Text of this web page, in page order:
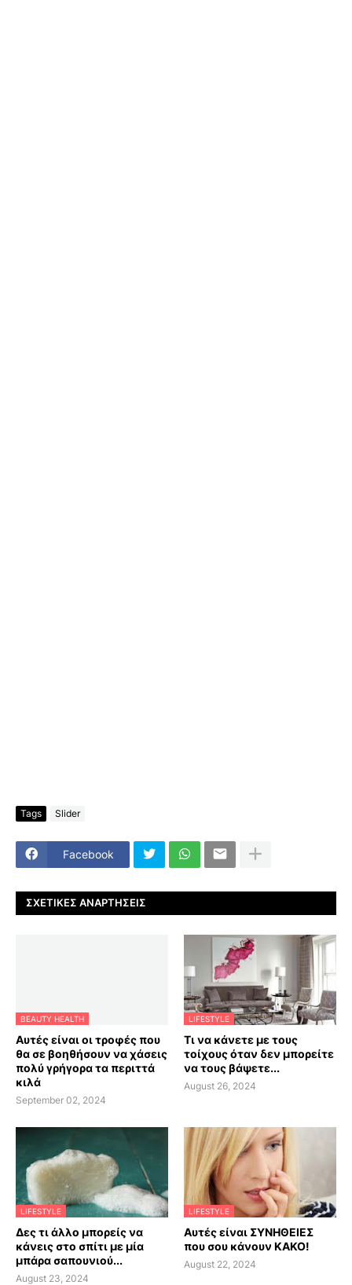
Tags Slider
Facebook
ΣΧΕΤΙΚΈΣ ΑΝΑΡΤΉΣΕΙΣ
BEAUTY HEALTH
Αυτές είναι οι τροφές που
θα σε βοηθήσουν να χάσεις
πολύ γρήγορα τα περιττά
κιλά
September 02, 2024
LIFESTYLE
Τι να κάνετε με τους
τοίχους όταν δεν μπορείτε
να τους βάψετε...
August 26, 2024
LIFESTYLE
Δες τι άλλο μπορείς να
κάνεις στο σπίτι με μία
μπάρα σαπουνιού...
August 23, 2024
LIFESTYLE
Αυτές είναι ΣΥΝΗΘΕΙΕΣ
που σου κάνουν ΚΑΚΟ!
August 22, 2024